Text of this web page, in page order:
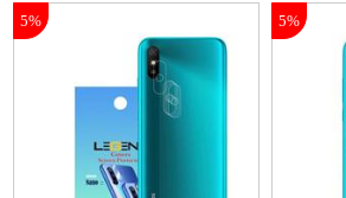
5%
5%